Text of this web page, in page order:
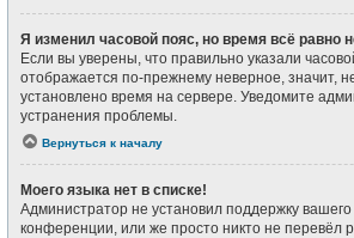
Я изменил часовой пояс, но время всё равно
Если вы уверены, что правильно указали
отображается по-прежнему неверное, значит,
установлено время на сервере. Уведомите
устранения проблемы.
Вернуться к началу
Моего языка нет в списке!
Администратор не установил поддержку
конференции, или же просто никто не перевёл